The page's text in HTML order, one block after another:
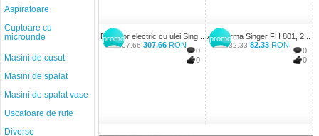
promo
0
0
Radiator electric cu ulei Sing...
307.66 307.66 RON
promo
0
0
Aeroterma Singer FH 801, 2...
82.33 82.33 RON
Aspiratoare
Cuptoare cu
microunde
Masini de cusut
Masini de spalat
Masini de spalat vase
Uscatoare de rufe
Diverse